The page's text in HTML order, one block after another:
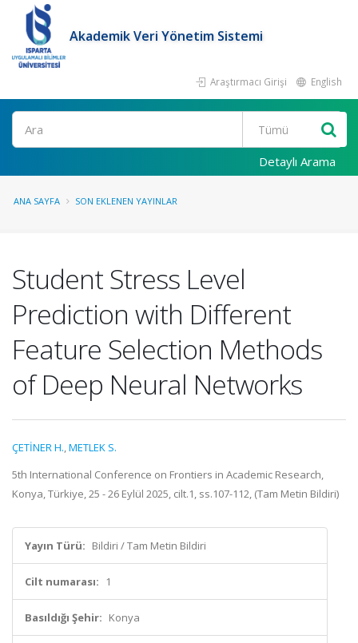
Akademik Veri Yönetim Sistemi
Araştırmacı Girişi English
Ara
Detaylı Arama
ANA SAYFA SON EKLENEN YAYINLAR
Student Stress Level
Prediction with Different
Feature Selection Methods
of Deep Neural Networks
ÇETİNER H.,METLEK S.
5th International Conference on Frontiers in Academic Research,
Konya, Türkiye, 25 - 26 Eylül 2025, cilt.1, ss.107-112, (Tam Metin Bildiri)
Yayın Türü: Bildiri / Tam Metin Bildiri
Cilt numarası: 1
Basıldığı Şehir: Konya